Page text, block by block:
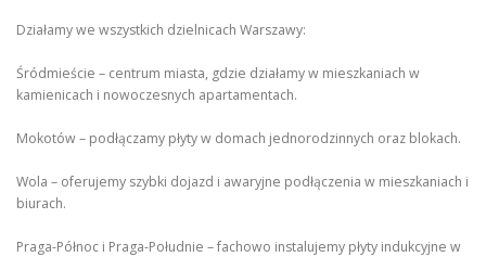
Działamy we wszystkich dzielnicach Warszawy:
Śródmieście – centrum miasta, gdzie działamy w mieszkaniach w
kamienicach i nowoczesnych apartamentach.
Mokotów – podłączamy płyty w domach jednorodzinnych oraz blokach.
Wola – oferujemy szybki dojazd i awaryjne podłączenia w mieszkaniach i
biurach.
Praga-Północ i Praga-Południe – fachowo instalujemy płyty indukcyjne w